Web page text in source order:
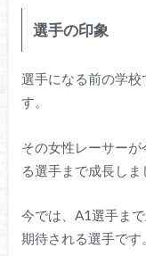
選手の印象
選手になる前の学
す。
その女性レーサー
る選手まで成長しま
今では、A1選手ま
期待される選手です。